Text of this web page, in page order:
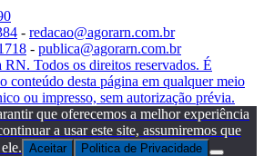
- redacao@agorarn.com.br
- publica@agorarn.com.br
Todos os direitos reservados. É
conteúdo desta página em qualquer meio
ou impresso, sem autorização prévia.
que oferecemos a melhor experiência
a usar este site, assumiremos que
Aceitar Politica de Privacidade